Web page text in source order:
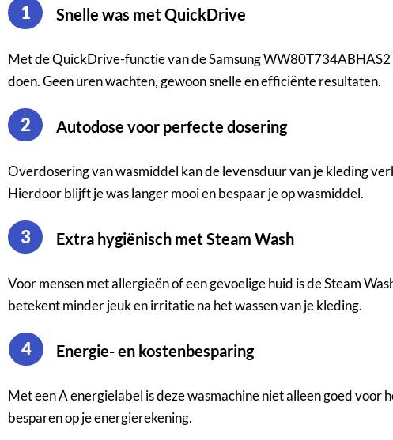
1 Snelle was met QuickDrive
Met de QuickDrive-functie van de Samsung WW80T734ABHAS2
doen. Geen uren wachten, gewoon snelle en efficiënte resultaten.
2 Autodose voor perfecte dosering
Overdosering van wasmiddel kan de levensduur van je kleding
Hierdoor blijft je was langer mooi en bespaar je op wasmiddel.
3 Extra hygiënisch met Steam Wash
Voor mensen met allergieën of een gevoelige huid is de Steam
betekent minder jeuk en irritatie na het wassen van je kleding.
4 Energie- en kostenbesparing
Met een A energielabel is deze wasmachine niet alleen goed
besparen op je energierekening.